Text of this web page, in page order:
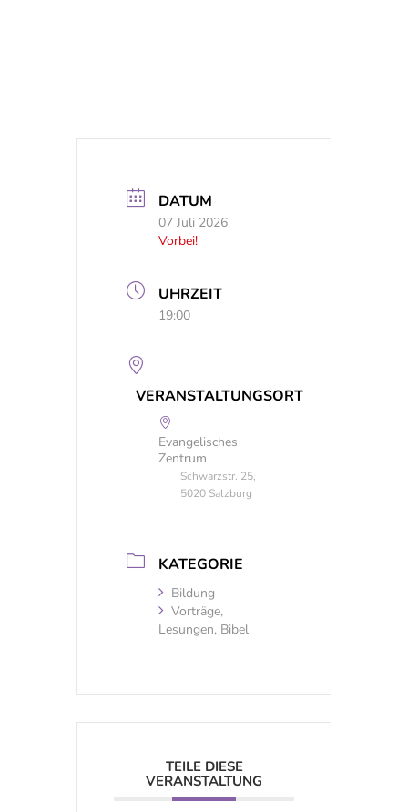
DATUM
07 Juli 2026
Vorbei!
UHRZEIT
19:00
VERANSTALTUNGSORT
Evangelisches
Zentrum
Schwarzstr. 25,
5020 Salzburg
KATEGORIE
Bildung
Vorträge,
Lesungen, Bibel
TEILE DIESE
VERANSTALTUNG